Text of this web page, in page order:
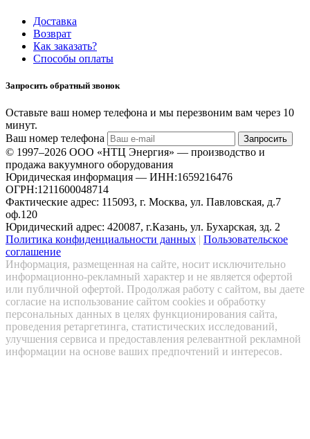
Доставка
Возврат
Как заказать?
Способы оплаты
Запросить обратный звонок
Оставьте ваш номер телефона и мы перезвоним вам через 10
минут.
Ваш номер телефона
Запросить
© 1997–2026 ООО «НТЦ Энергия» — производство и
продажа вакуумного оборудования
Юридическая информация — ИНН:1659216476
ОГРН:1211600048714
Фактические адрес: 115093, г. Москва, ул. Павловская, д.7
оф.120
Юридический адрес: 420087, г.Казань, ул. Бухарская, зд. 2
Политика конфиденциальности данных | Пользовательское
соглашение
Информация, размещенная на сайте, носит исключительно
информационно-рекламный характер и не является офертой
или публичной офертой. Продолжая работу с сайтом, вы даете
согласие на использование сайтом cookies и обработку
персональных данных в целях функционирования сайта,
проведения ретаргетинга, статистических исследований,
улучшения сервиса и предоставления релевантной рекламной
информации на основе ваших предпочтений и интересов.